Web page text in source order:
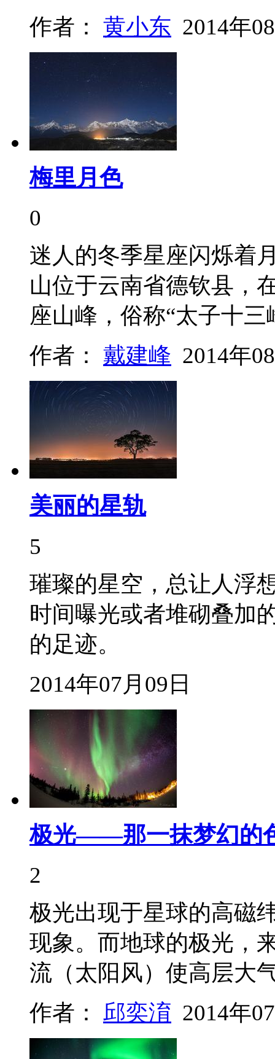
作者： 黄小东 2014年
梅里月色
0
迷人的冬季星座闪烁着
山位于云南省德钦县，
座山峰，俗称“太子十
作者： 戴建峰 2014年
美丽的星轨
5
璀璨的星空，总让人浮
时间曝光或者堆砌叠加
的足迹。
2014年07月09日
极光——那一抹梦幻的
2
极光出现于星球的高磁
现象。而地球的极光，
流（太阳风）使高层
作者： 邱奕淯 2014年